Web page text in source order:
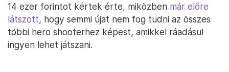
14 ezer forintot kértek érte, miközben már előre
látszott, hogy semmi újat nem fog tudni az összes
többi hero shooterhez képest, amikkel ráadásul
ingyen lehet játszani.